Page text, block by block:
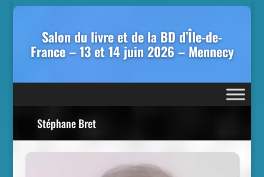
Salon du livre et de la BD d’Île-de-
France – 13 et 14 juin 2026 – Mennecy
Stéphane Bret